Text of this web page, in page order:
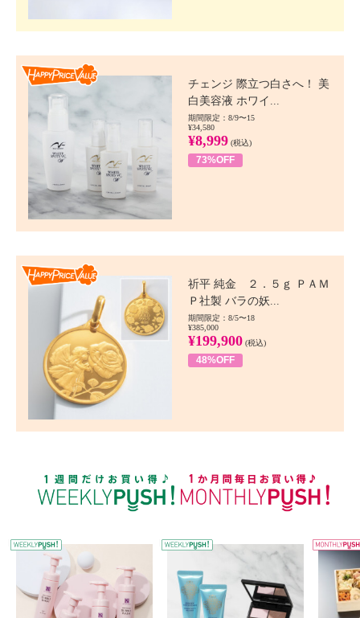
チェンジ 際立つ白さへ！ 美
白美容液 ホワイ...
期間限定：8/9〜15
¥34,580
¥8,999 (税込)
73%OFF
祈平 純金 ２．５ｇ ＰＡＭ
Ｐ社製 バラの妖...
期間限定：8/5〜18
¥385,000
¥199,900 (税込)
48%OFF
WEEKLY PUSH